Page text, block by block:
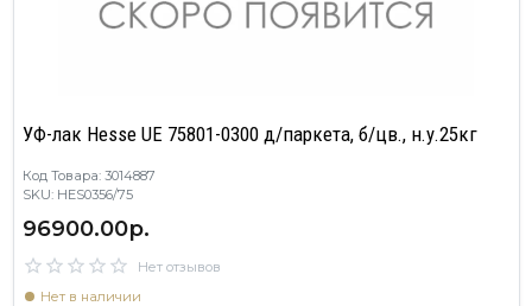
УФ-лак Hesse UE 75801-0300 д/паркета, б/цв., н.у.25кг
Код Товара: 3014887
SKU: HES0356/75
96900.00р.
Нет отзывов
Нет в наличии